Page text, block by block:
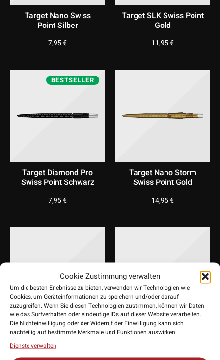
Cookie Zustimmung verwalten
Um die besten Erlebnisse zu bieten, verwenden wir Technologien wie
Cookies, um Geräteinformationen zu speichern und/oder darauf
zuzugreifen. Wenn Sie diesen Technologien zustimmen, können wir Daten
wie das Surfverhalten oder eindeutige IDs auf dieser Website verarbeiten.
Die Nichteinwilligung oder der Widerruf der Einwilligung kann sich
nachteilig auf bestimmte Merkmale und Funktionen auswirken.
Dienste verwalten
Target Nano Swiss
Point Silber
7,95€
Target SLK Swiss Point
Gold
11,95€
BESTSELLER
Target Diamond Pro
Swiss Point Schwarz
7,95€
Target Nano Storm
Swiss Point Gold
14,95€
Target Nano Swiss
7,95€
Target Nano Storm
14,95€